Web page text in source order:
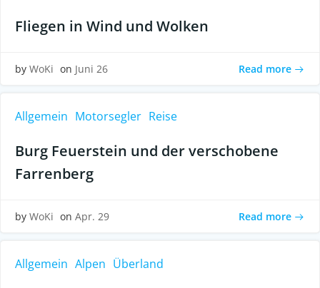
Fliegen in Wind und Wolken
by WoKi on Juni 26 Read more
Allgemein Motorsegler Reise
Burg Feuerstein und der verschobene
Farrenberg
by WoKi on Apr. 29 Read more
Allgemein Alpen Überland